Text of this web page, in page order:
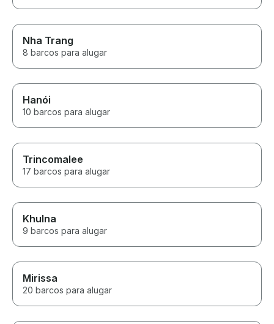
Nha Trang
8 barcos para alugar
Hanói
10 barcos para alugar
Trincomalee
17 barcos para alugar
Khulna
9 barcos para alugar
Mirissa
20 barcos para alugar